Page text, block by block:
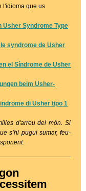
l'idioma que us
Usher Syndrome Type
syndrome de Usher
el Síndrome de Usher
beim Usher-
di Usher tipo 1
d'arreu del món. Si
s’hi pugui sumar, feu-